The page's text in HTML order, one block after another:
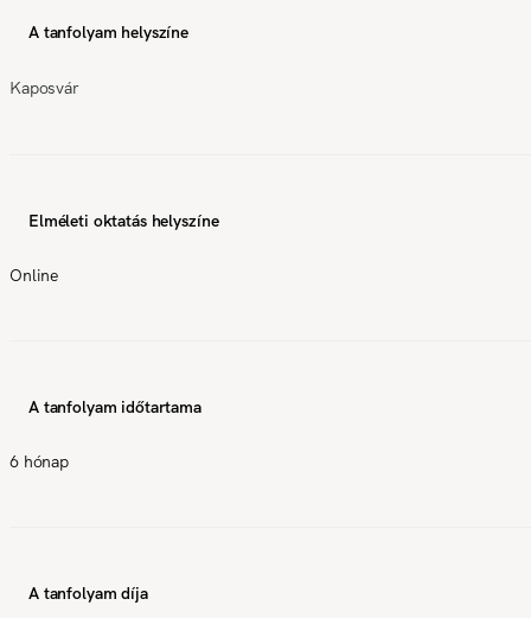
A tanfolyam helyszíne
Kaposvár
Elméleti oktatás helyszíne
Online
A tanfolyam időtartama
6 hónap
A tanfolyam díja